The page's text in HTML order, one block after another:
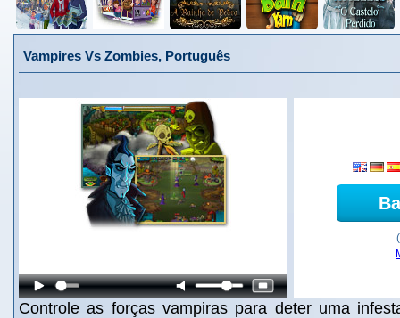
Vampires Vs Zombies, Português
Controle as forças vampiras para deter uma